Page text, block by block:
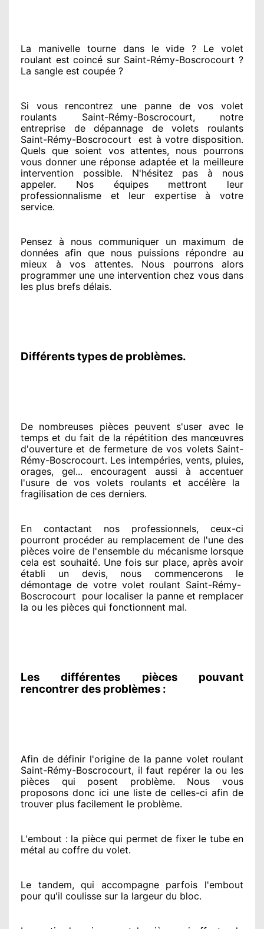
La manivelle tourne dans le vide ? Le volet
roulant est coincé sur Saint-Rémy-Boscrocourt ?
La sangle est coupée ?
Si vous rencontrez une panne de vos volet
roulants Saint-Rémy-Boscrocourt, notre
entreprise de dépannage de volets roulants
Saint-Rémy-Boscrocourt
est à votre disposition.
Quels que soient vos attentes, nous pourrons
vous donner une réponse adaptéeet la meilleure
intervention possible. N'hésitez pas à nous
appeler. Nos équipesmettront leur
professionnalisme et leur expertise à votre
service.
Pensez à nous communiquer un maximum de
données afin que nous puissions répondre au
mieux à vos attentes. Nous pourrons alors
programmer une une intervention chez vousdans
les plus brefs délais.
Différents types de problèmes.
De nombreuses pièces peuvent s'user avec le
temps et du fait de la répétition des manœuvres
d'ouverture et de fermeture de vos volets Saint-
Rémy-Boscrocourt. Les intempéries, vents, pluies,
orages, gel... encouragent aussi à accentuer
l'usure de vos volets roulants et accélère la
fragilisation de ces derniers.
En contactant nos professionnels, ceux-ci
pourront procéder au remplacement de l'une des
pièces voire de l'ensemble du mécanisme lorsque
cela est souhaité. Une fois sur place, après avoir
établi un devis, nous commencerons le
démontage de votre volet roulant Saint-Rémy-
Boscrocourt pour localiser la panne et remplacer
la ou les pièces qui fonctionnent mal.
Les différentes pièces pouvant
rencontrer des problèmes :
Afin de définir l'originede la panne volet roulant
Saint-Rémy-Boscrocourt, il faut repérer la ou les
pièces qui posent problème. Nous vous
proposons donc ici une liste de celles-ci afin de
trouver plus facilement le problème.
L'embout : la pièce qui permet de fixer le tube en
métal au coffre du volet.
Le tandem, qui accompagne parfois l'embout
pour qu'il coulisse sur la largeur du bloc.